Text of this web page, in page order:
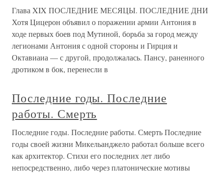
Глава XIX ПОСЛЕДНИЕ МЕСЯЦЫ. ПОСЛЕДНИЕ ДНИ
Хотя Цицерон объявил о поражении армии Антония в
ходе первых боев под Мутиной, борьба за город между
легионами Антония с одной стороны и Гирция и
Октавиаиа — с другой, продолжалась. Пансу, раненного
дротиком в бок, перенесли в
Последние годы. Последние
работы. Смерть
Последние годы. Последние работы. Смерть Последние
годы своей жизни Микельанджело работал больше всего
как архитектор. Стихи его последних лет либо
непосредственно, либо через платонические мотивы